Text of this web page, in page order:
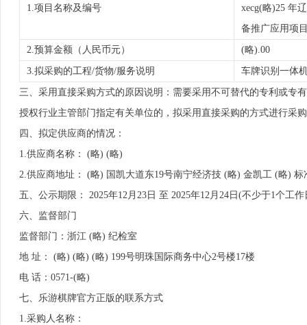
1.项目名称及编号
xecg(略)25 年
备推广应用项
2.预算金额（人民币元） (略).00
3.拟采购的工程/货物/服务说明 车牌识别一体
三、采用直接采购方式的原因说明：需要采用不可替代的专利或专
授权行业主管部门指定有关单位的，拟采用直接采购的方式进行采
四、拟定供应商的情况：
1.供应商名称： (略) (略)
2.供应商地址： (略) 国凯大道东19号南宁经济技 (略) 金凯工 (略) 标
五、公示期限： 2025年12月23日 至 2025年12月24日(不少于1个工作
六、监督部门
监督部门：浙江 (略) 纪检室
地 址： (略) (略) (略) 199号明珠国际商务中心2号楼17楼
电 话：0571-(略)
七、乐游棋牌官方正版的联系方式
1.采购人名称：